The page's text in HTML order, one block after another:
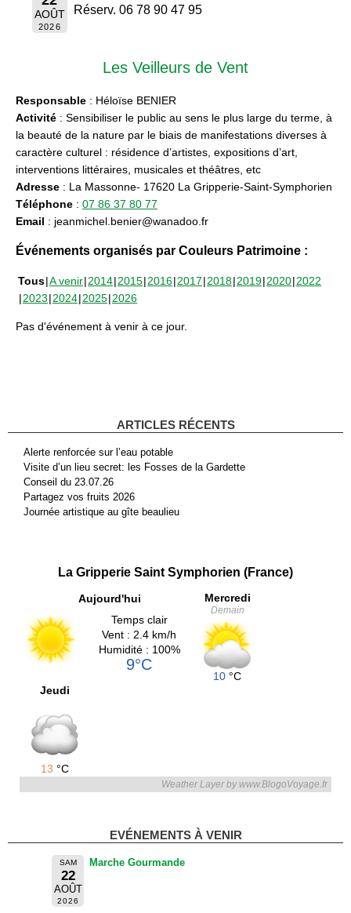
AOÛT
2026
Réserv. 06 78 90 47 95
Les Veilleurs de Vent
Responsable : Héloïse BENIER
Activité : Sensibiliser le public au sens le plus large du terme, à
la beauté de la nature par le biais de manifestations diverses à
caractère culturel : résidence d’artistes, expositions d’art,
interventions littéraires, musicales et théâtres, etc
Adresse : La Massonne- 17620 La Gripperie-Saint-Symphorien
Téléphone : 07 86 37 80 77
Email : jeanmichel.benier@wanadoo.fr
Événements organisés par Couleurs Patrimoine :
Tous A venir 2014 2015 2016 2017 2018 2019 2020 2022
2023 2024 2025 2026
Pas d'événement à venir à ce jour.
ARTICLES RÉCENTS
Alerte renforcée sur l’eau potable
Visite d’un lieu secret: les Fosses de la Gardette
Conseil du 23.07.26
Partagez vos fruits 2026
Journée artistique au gîte beaulieu
La Gripperie Saint Symphorien (France)
Aujourd'hui
Temps clair
Vent : 2.4 km/h
Humidité : 100%
9°C
Mercredi
Demain
10 °C
Jeudi
13 °C
Weather Layer by www.BlogoVoyage.fr
EVÉNEMENTS À VENIR
SAM
22
AOÛT
2026
Marche Gourmande